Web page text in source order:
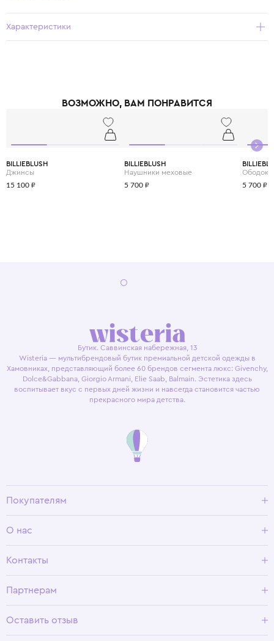
Характеристики
ВОЗМОЖНО, ВАМ ПОНРАВИТСЯ
BILLIEBLUSH
Джинсы
15 100 ₽
BILLIEBLUSH
Наушники меховые
5 700 ₽
Ободок
5 700 ₽
Бутик. Саввинская набережная, 13
Wisteria — мультибрендовый бутик премиальной детской одежды в
Хамовниках, представляющий более 60 брендов сегмента люкс: Givenchy,
Dolce&Gabbana, Giorgio Armani, Elie Saab, Balmain. Эстетика здесь
воспитывает вкус с первых дней жизни и навсегда становится частью
прекрасного мира детства.
Покупателям
Условия возврата
О нас
Программа лояльности
Контакты
Партнерам
Оставить отзыв